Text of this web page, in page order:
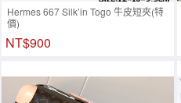
Hermes 667 Silk’in Togo 牛皮短夾(特
價)
NT$900